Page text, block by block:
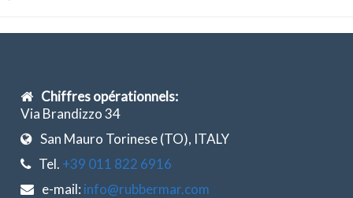
Chiffres opérationnels:
Via Brandizzo 34
San Mauro Torinese (TO), ITALY
Tel. +39 011 822 6916
e-mail: info@rubbermar.com